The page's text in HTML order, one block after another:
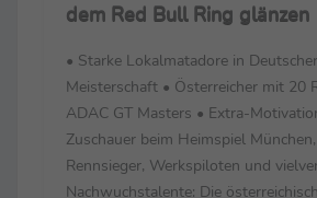
dem Red Bull Ring glänzen
• Starke Lokalmatadore in
Meisterschaft • Österreicher mit 20
ADAC GT Masters • Extra-
Zuschauer beim Heimspiel
Rennsieger, Werkspiloten und
Nachwuchstalente: Die